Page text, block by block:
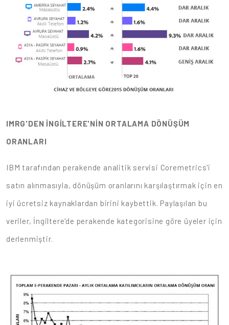
IMRG'DEN İNGİLTERE'NİN ORTALAMA DÖNÜŞÜM
ORANLARI
IBM tarafından perakende analitik servisi Coremetrics'i
satın alınmasıyla, dönüşüm oranlarını karşılaştırmak için en
iyi ücretsiz kaynaklardan birini kaybettik. Paylaşılan bu
veriler, İngiltere'de perakende kategorisine göre üyeler için
derlenmiştir.